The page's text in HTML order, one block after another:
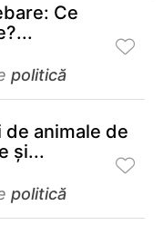
Ce
politică
de animale de
şi...
politică